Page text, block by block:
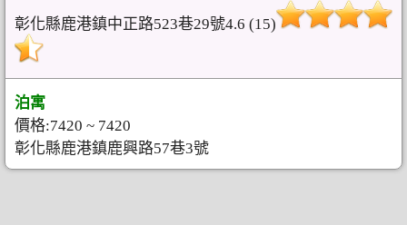
彰化縣鹿港鎮中正路523巷29號4.6 (15)
泊寓
價格:7420 ~ 7420
彰化縣鹿港鎮鹿興路57巷3號